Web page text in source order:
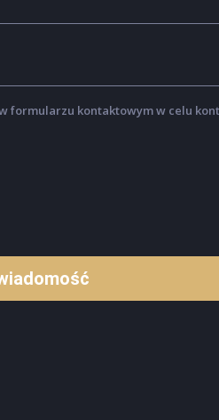
formularzu kontaktowym w celu